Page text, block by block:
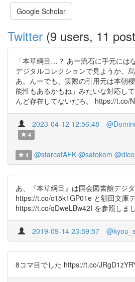
Google Scholar
Twitter (9 users, 11
「本草綱目…？ あー流石に手元には
デジタルコレクションで見ようか。
あ。んーでも、実際の引用元は本朝
能性もあるかもね」みたいな対応し
んど存在してないだろ。 https://t.co/
2023-04-12 12:56:48
4
4 @starcatAFK @satokom
あ、『本草綱目』は国会図書館デジ
https://t.co/c15k1GP01e と額田文庫
https://t.co/qDweLBw42I を参照しまし
2019-09-14 23:59:57
8コマ目でした https://t.co/